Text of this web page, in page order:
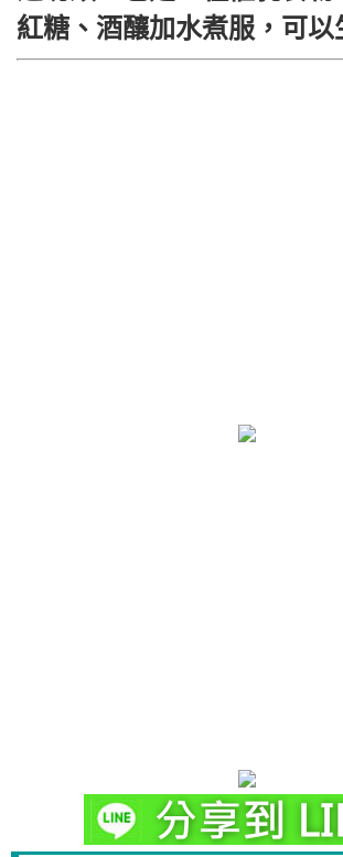
紅糖、酒釀加水煮服，可以